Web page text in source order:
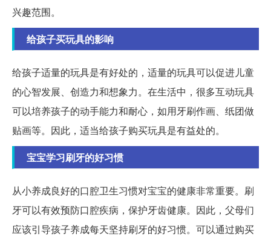
兴趣范围。
给孩子买玩具的影响
给孩子适量的玩具是有好处的，适量的玩具可以促进儿童
的心智发展、创造力和想象力。在生活中，很多互动玩具
可以培养孩子的动手能力和耐心，如用牙刷作画、纸团做
贴画等。因此，适当给孩子购买玩具是有益处的。
宝宝学习刷牙的好习惯
从小养成良好的口腔卫生习惯对宝宝的健康非常重要。刷
牙可以有效预防口腔疾病，保护牙齿健康。因此，父母们
应该引导孩子养成每天坚持刷牙的好习惯。可以通过购买